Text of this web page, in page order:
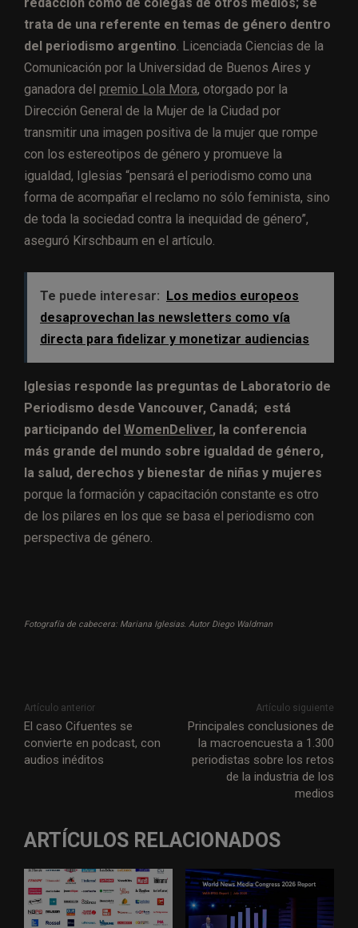
trata de una referente en temas de género dentro
del periodismo argentino. Licenciada Ciencias de la
Comunicación por la Universidad de Buenos Aires y
ganadora del premio Lola Mora, otorgado por la
Dirección General de la Mujer de la Ciudad por
transmitir una imagen positiva de la mujer que rompe
con los estereotipos de género y promueve la
igualdad, Iglesias “pensará el periodismo como una
forma de acompañar el reclamo no sólo feminista, sino
de toda la sociedad contra la inequidad de género”,
aseguró Kirschbaum en el artículo.
Te puede interesar: Los medios europeos
desaprovechan las newsletters como vía
directa para fidelizar y monetizar audiencias
Iglesias responde las preguntas de Laboratorio de
Periodismo desde Vancouver, Canadá; está
participando del WomenDeliver, la conferencia
más grande del mundo sobre igualdad de género,
la salud, derechos y bienestar de niñas y mujeres
porque la formación y capacitación constante es otro
de los pilares en los que se basa el periodismo con
perspectiva de género.
Fotografía de cabecera: Mariana Iglesias. Autor Diego Waldman
Artículo anterior
El caso Cifuentes se
convierte en podcast, con
audios inéditos
Artículo siguiente
Principales conclusiones de
la macroencuesta a 1.300
periodistas sobre los retos
de la industria de los
medios
ARTÍCULOS RELACIONADOS